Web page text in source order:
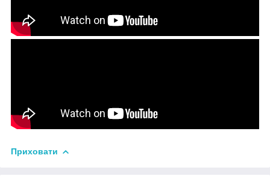
Приховати